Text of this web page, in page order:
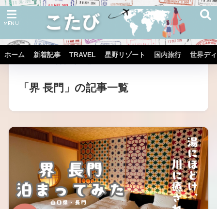
ホーム 新着記事 TRAVEL 星野リゾート 国内旅行 世界デ
「界 長門」の記事一覧